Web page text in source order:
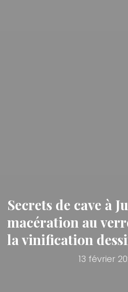
Secrets de cave à
macération au
la vinification
13 février